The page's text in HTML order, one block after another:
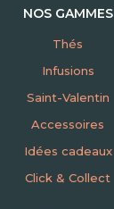
NOS GAMMES
Thés
Infusions
Saint-Valentin
Accessoires
Idées cadeaux
Click & Collect